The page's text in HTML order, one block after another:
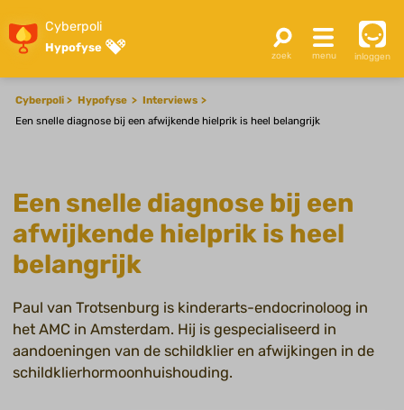
Cyberpoli
Hypofyse
inloggen
Cyberpoli Hypofyse
Interviews
Een snelle diagnose bij een afwijkende hielprik is heel belangrijk
Een snelle diagnose bij een
afwijkende hielprik is heel
belangrijk
Paul van Trotsenburg is kinderarts-endocrinoloog in
het AMC in Amsterdam. Hij is gespecialiseerd in
aandoeningen van de schildklier en afwijkingen in de
schildklierhormoonhuishouding.